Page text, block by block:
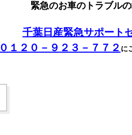
緊急のお車のトラブル
千葉日産緊急サポート
０１２０－９２３－７７２ に